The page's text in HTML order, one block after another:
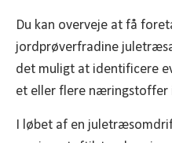
Du kan overveje at få
jordprøverfradine
det muligt at identificere
et eller flere næringstoffer
I løbet af en